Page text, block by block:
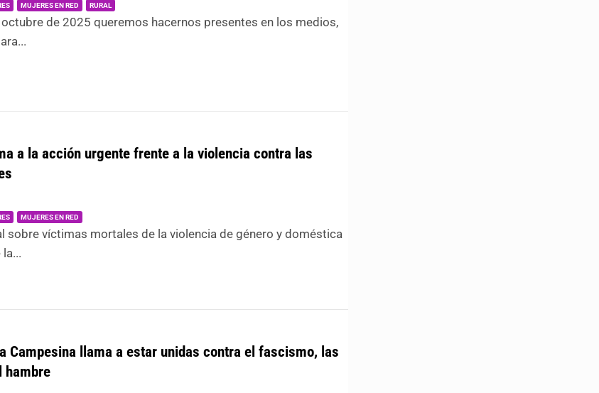
MUJERES EN RED RURAL
octubre de 2025 queremos hacernos presentes en los medios,
a la acción urgente frente a la violencia contra las
MUJERES EN RED
sobre víctimas mortales de la violencia de género y doméstica
Campesina llama a estar unidas contra el fascismo, las
hambre